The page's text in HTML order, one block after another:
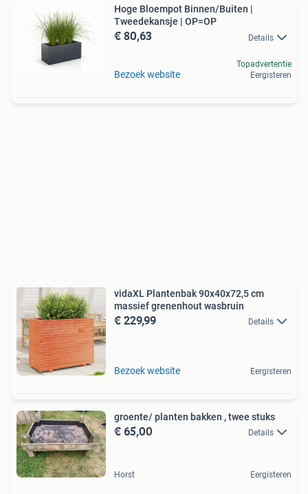
Hoge Bloempot Binnen/Buiten |
Tweedekansje | OP=OP
€ 80,63 Details
Bezoek website
Topadvertentie
Eergisteren
vidaXL Plantenbak 90x40x72,5 cm
massief grenenhout wasbruin
€ 229,99 Details
Bezoek website Eergisteren
groente/ planten bakken , twee stuks
€ 65,00 Details
Horst Eergisteren